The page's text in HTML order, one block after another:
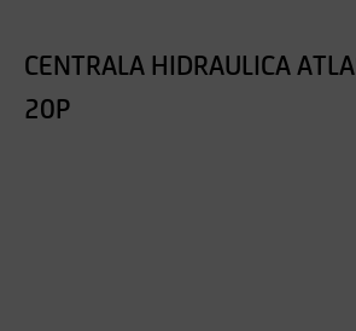
CENTRALA HIDRAULICA
20P